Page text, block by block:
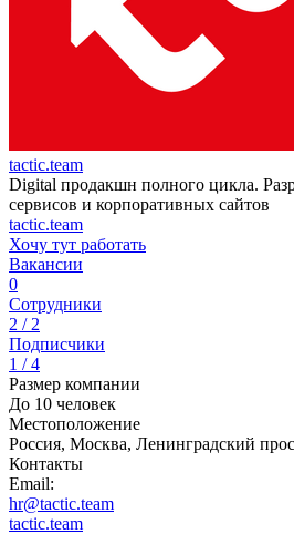
tactic.team
Digital продакшн полного цикла.
сервисов и корпоративных сайтов
tactic.team
Хочу тут работать
Вакансии
0
Сотрудники
2 / 2
Подписчики
1 / 4
Размер компании
До 10 человек
Местоположение
Россия, Москва, Ленинградский
Контакты
Email:
hr@tactic.team
tactic.team